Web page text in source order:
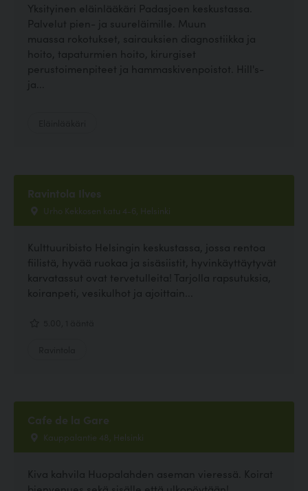
Yksityinen eläinlääkäri Padasjoen keskustassa.
Palvelut pien- ja suureläimille. Muun
muassa rokotukset, sairauksien diagnostiikka ja
hoito, tapaturmien hoito, kirurgiset
perustoimenpiteet ja hammaskivenpoistot. Hill's-
ja...
Ravintola Ilves
Urho Kekkosen katu 4-6, Helsinki
Kulttuuribisto Helsingin keskustassa, jossa rentoa
fiilistä, hyvää ruokaa ja sisäsiistit, hyvinkäyttäytyvät
karvatassut ovat tervetulleita! Tarjolla rapsutuksia,
koiranpeti, vesikulhot ja ajoittain...
Cafe de la Gare
Kauppalantie 48, Helsinki
Kiva kahvila Huopalahden aseman vieressä. Koirat